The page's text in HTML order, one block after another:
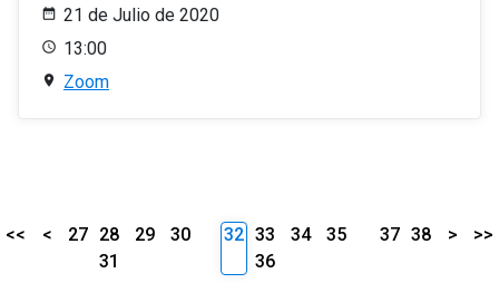
21 de Julio de 2020
13:00
Zoom
<< < 27 28 29
30
31
32 33 34
35
36
37 38 > >>